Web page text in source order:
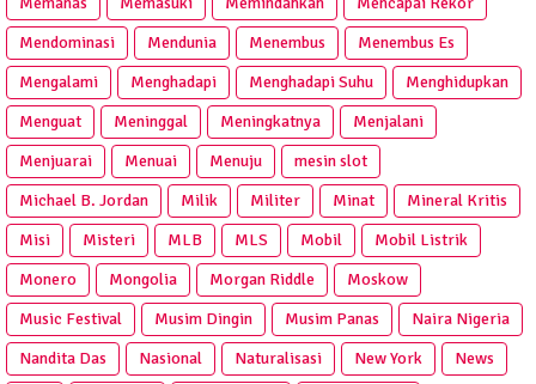
Mendominasi
Mendunia Menembus
Menembus Es
Mengalami
Menghadapi Menghadapi Suhu
Menghidupkan
Menguat
Meninggal Meningkatnya
Menjalani
Menjuarai
Menuai Menuju
mesin slot
Michael B. Jordan
Milik Militer Minat
Mineral Kritis
Misi
Misteri MLB MLS Mobil
Mobil Listrik
Monero
Mongolia Morgan Riddle
Moskow
Music Festival
Musim Dingin Musim Panas
Naira Nigeria
Nandita Das
Nasional Naturalisasi New York
News